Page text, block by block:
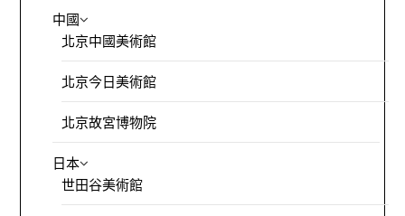
中國
北京中國美術館
北京今日美術館
北京故宮博物院
日本
世田谷美術館